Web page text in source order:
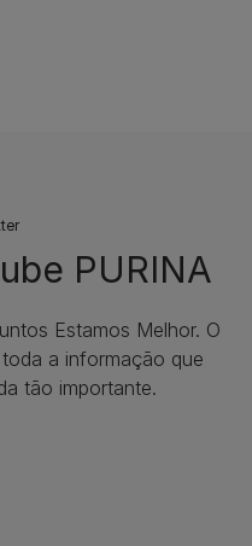
PURINA
Estamos Melhor. O
a informação que
tão importante.